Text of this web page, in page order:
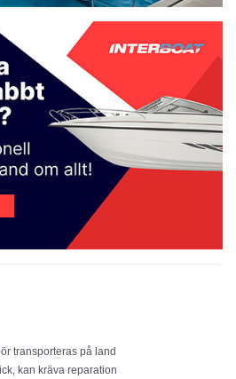
transporteras på land
kan kräva reparation